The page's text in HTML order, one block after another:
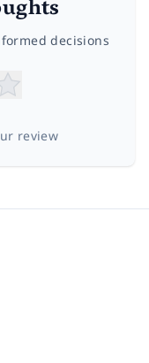
decisions
review